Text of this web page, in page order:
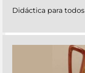
Didáctica para todos